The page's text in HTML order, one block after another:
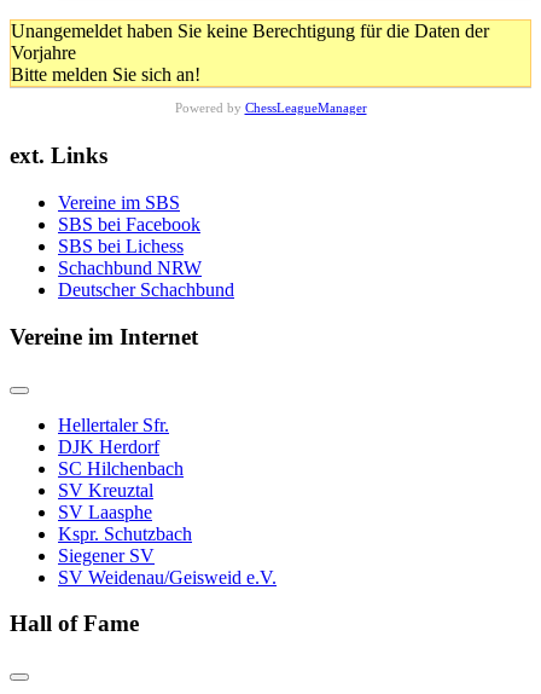
Unangemeldet haben Sie keine Berechtigung für die Daten der
Vorjahre
Bitte melden Sie sich an!
Powered by ChessLeagueManager
ext. Links
Vereine im SBS
SBS bei Facebook
SBS bei Lichess
Schachbund NRW
Deutscher Schachbund
Vereine im Internet
Hellertaler Sfr.
DJK Herdorf
SC Hilchenbach
SV Kreuztal
SV Laasphe
Kspr. Schutzbach
Siegener SV
SV Weidenau/Geisweid e.V.
Hall of Fame